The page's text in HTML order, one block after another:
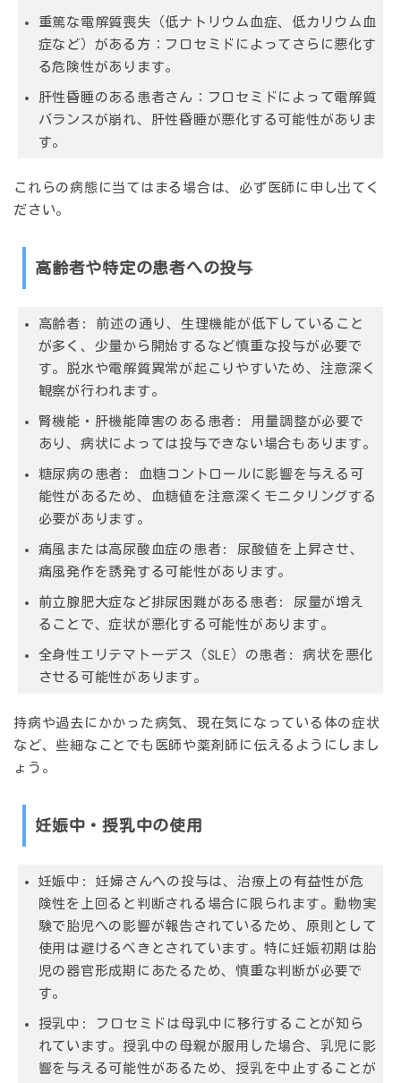
重篤な電解質喪失（低ナトリウム血症、低カリウム血
症など）がある方：フロセミドによってさらに悪化す
る危険性があります。
肝性昏睡のある患者さん：フロセミドによって電解質
バランスが崩れ、肝性昏睡が悪化する可能性がありま
す。
これらの病態に当てはまる場合は、必ず医師に申し出てく
ださい。
高齢者や特定の患者への投与
高齢者:
前述の通り、生理機能が低下していること
が多く、少量から開始するなど慎重な投与が必要で
す。脱水や電解質異常が起こりやすいため、注意深く
観察が行われます。
腎機能・肝機能障害のある患者:
用量調整が必要で
あり、病状によっては投与できない場合もあります。
糖尿病の患者:
血糖コントロールに影響を与える可
能性があるため、血糖値を注意深くモニタリングする
必要があります。
痛風または高尿酸血症の患者:
尿酸値を上昇させ、
痛風発作を誘発する可能性があります。
前立腺肥大症など排尿困難がある患者:
尿量が増え
ることで、症状が悪化する可能性があります。
全身性エリテマトーデス（SLE）の患者:
病状を悪化
させる可能性があります。
持病や過去にかかった病気、現在気になっている体の症状
など、些細なことでも医師や薬剤師に伝えるようにしまし
ょう。
妊娠中・授乳中の使用
妊娠中:
妊婦さんへの投与は、治療上の有益性が危
険性を上回ると判断される場合に限られます。動物実
験で胎児への影響が報告されているため、原則として
使用は避けるべきとされています。特に妊娠初期は胎
児の器官形成期にあたるため、慎重な判断が必要で
す。
授乳中:
フロセミドは母乳中に移行することが知ら
れています。授乳中の母親が服用した場合、乳児に影
響を与える可能性があるため、授乳を中止することが